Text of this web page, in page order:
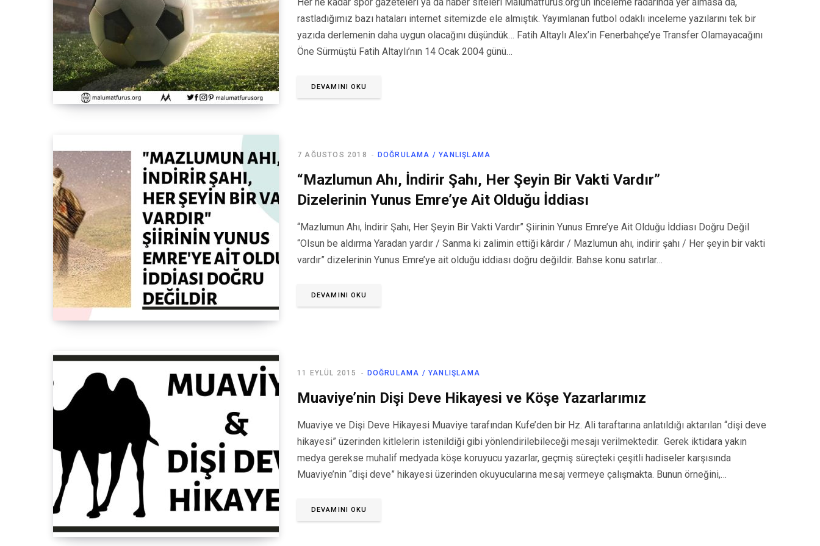
rastladığımız bazı hataları internet sitemizde ele almıştık. Yayımlanan futbol odaklı inceleme yazılarını tek bir
yazıda derlemenin daha uygun olacağını düşündük… Fatih Altaylı Alex’in Fenerbahçe’ye Transfer Olamayacağını
Öne Sürmüştü Fatih Altaylı’nın 14 Ocak 2004 günü…
DEVAMINI OKU
DOĞRULAMA / YANLIŞLAMA
7 AĞUSTOS 2018
“Mazlumun Ahı, İndirir Şahı, Her Şeyin Bir Vakti Vardır”
Dizelerinin Yunus Emre’ye Ait Olduğu İddiası
“Mazlumun Ahı, İndirir Şahı, Her Şeyin Bir Vakti Vardır” Şiirinin Yunus Emre’ye Ait Olduğu İddiası Doğru Değil
“Olsun be aldırma Yaradan yardır / Sanma ki zalimin ettiği kârdır / Mazlumun ahı, indirir şahı / Her şeyin bir vakti
vardır” dizelerinin Yunus Emre’ye ait olduğu iddiası doğru değildir. Bahse konu satırlar…
DEVAMINI OKU
DOĞRULAMA / YANLIŞLAMA
11 EYLÜL 2015
Muaviye’nin Dişi Deve Hikayesi ve Köşe Yazarlarımız
Muaviye ve Dişi Deve Hikayesi Muaviye tarafından Kufe’den bir Hz. Ali taraftarına anlatıldığı aktarılan “dişi deve
hikayesi” üzerinden kitlelerin istenildiği gibi yönlendirilebileceği mesajı verilmektedir. Gerek iktidara yakın
medya gerekse muhalif medyada köşe koruyucu yazarlar, geçmiş süreçteki çeşitli hadiseler karşısında
Muaviye’nin “dişi deve” hikayesi üzerinden okuyucularına mesaj vermeye çalışmakta. Bunun örneğini,…
DEVAMINI OKU